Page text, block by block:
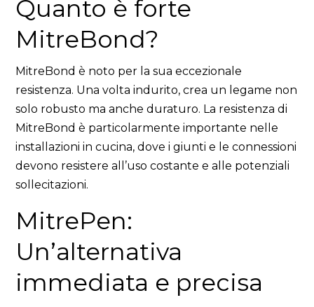
Quanto è forte
MitreBond?
MitreBond è noto per la sua eccezionale
resistenza. Una volta indurito, crea un legame non
solo robusto ma anche duraturo. La resistenza di
MitreBond è particolarmente importante nelle
installazioni in cucina, dove i giunti e le connessioni
devono resistere all’uso costante e alle potenziali
sollecitazioni.
MitrePen:
Un’alternativa
immediata e precisa